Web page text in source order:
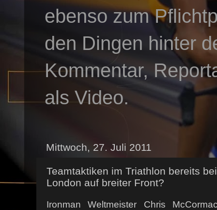
ebenso zum
den Dingen hinter
Kommentar,
als Video.
Mittwoch, 27. Juli 2011
Teamtaktiken im Triathlon bereits
London auf breiter Front?
Ironman Weltmeister Chris